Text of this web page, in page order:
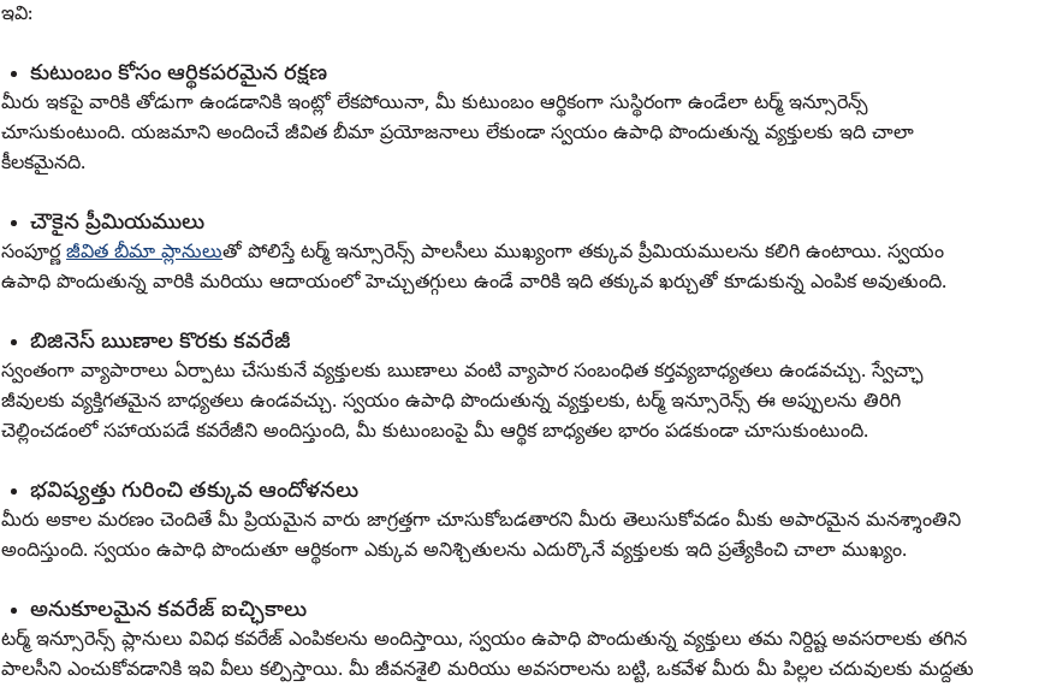
ఇవి:
కుటుంబం కోసం ఆర్థికపరమైన రక్షణ
మీరు ఇకపై వారికి తోడుగా ఉండడానికి ఇంట్లో లేకపోయినా, మీ కుటుంబం ఆర్థికంగా సుస్థిరంగా ఉండేలా టర్మ్ ఇన్సూరెన్స్
చూసుకుంటుంది. యజమాని అందించే జీవిత బీమా ప్రయోజనాలు లేకుండా స్వయం ఉపాధి పొందుతున్న వ్యక్తులకు ఇది చాలా
కీలకమైనది.
చౌకైన ప్రీమియములు
సంపూర్ణజీవిత బీమా ప్లానులుతో పోలిస్తే టర్మ్ ఇన్సూరెన్స్ పాలసీలు ముఖ్యంగా తక్కువ ప్రీమియములను కలిగి ఉంటాయి. స్వయం
ఉపాధి పొందుతున్న వారికి మరియు ఆదాయంలో హెచ్చుతగ్గులు ఉండే వారికి ఇది తక్కువ ఖర్చుతో కూడుకున్న ఎంపిక అవుతుంది.
బిజినెస్ ఋణాల కొరకు కవరేజీ
స్వంతంగా వ్యాపారాలు ఏర్పాటు చేసుకునే వ్యక్తులకు ఋణాలు వంటి వ్యాపార సంబంధిత కర్తవ్యబాధ్యతలు ఉండవచ్చు. స్వేచ్ఛా
జీవులకు వ్యక్తిగతమైన బాధ్యతలు ఉండవచ్చు. స్వయం ఉపాధి పొందుతున్న వ్యక్తులకు, టర్మ్ ఇన్సూరెన్స్ ఈ అప్పులను తిరిగి
చెల్లించడంలో సహాయపడే కవరేజీని అందిస్తుంది, మీ కుటుంబంపై మీ ఆర్థిక బాధ్యతల భారం పడకుండా చూసుకుంటుంది.
భవిష్యత్తు గురించి తక్కువ ఆందోళనలు
మీరు అకాల మరణం చెందితే మీ ప్రియమైన వారు జాగ్రత్తగా చూసుకోబడతారని మీరు తెలుసుకోవడం మీకు అపారమైన మనశ్శాంతిని
అందిస్తుంది. స్వయం ఉపాధి పొందుతూ ఆర్థికంగా ఎక్కువ అనిశ్చితులను ఎదుర్కొనే వ్యక్తులకు ఇది ప్రత్యేకించి చాలా ముఖ్యం.
అనుకూలమైన కవరేజ్ ఐచ్ఛికాలు
టర్మ్ ఇన్సూరెన్స్ ప్లానులు వివిధ కవరేజ్ ఎంపికలను అందిస్తాయి, స్వయం ఉపాధి పొందుతున్న వ్యక్తులు తమ నిర్దిష్ట అవసరాలకు తగిన
పాలసీని ఎంచుకోవడానికి ఇవి వీలు కల్పిస్తాయి. మీ జీవనశైలి మరియు అవసరాలను బట్టి, ఒకవేళ మీరు మీ పిల్లల చదువులకు మద్దతు